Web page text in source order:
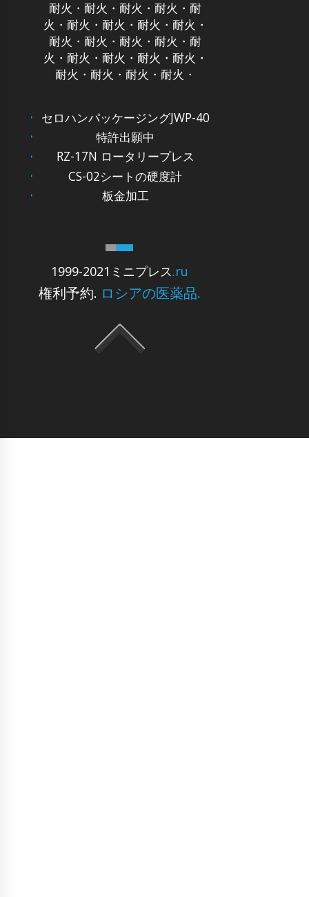
耐火・耐火・耐火・耐火・耐
火・耐火・耐火・耐火・耐火・
耐火・耐火・耐火・耐火・耐
火・耐火・耐火・耐火・耐火・
耐火・耐火・耐火・耐火・
1999-2021ミニプレス.ru
権利予約. ロシアの医薬品.
セロハンパッケージングJWP-40
特許出願中
RZ-17N ロータリープレス
CS-02シートの硬度計
板金加工